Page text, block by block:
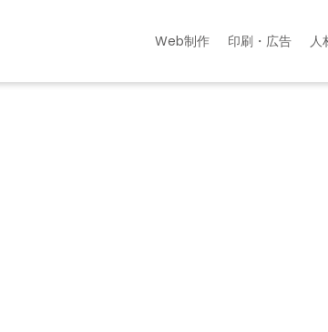
Web制作 印刷・広告 人